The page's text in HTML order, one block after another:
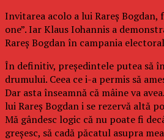
Invitarea acolo a lui Rareș
one”. Iar Klaus Iohannis a
Rareș Bogdan în campania
În definitiv, președintele putea să
drumului. Ceea ce i-a permis să
Dar asta înseamnă că mâine va
lui Rareș Bogdan i se rezervă altă
Mă gândesc logic că nu poate fi
greșesc, să cadă păcatul asupra